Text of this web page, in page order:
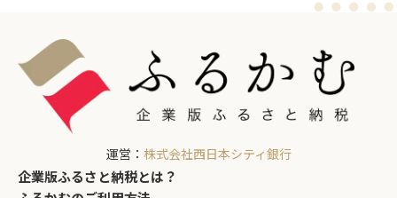
運営： 株式会社西日本シティ銀行
企業版ふるさと納税とは？